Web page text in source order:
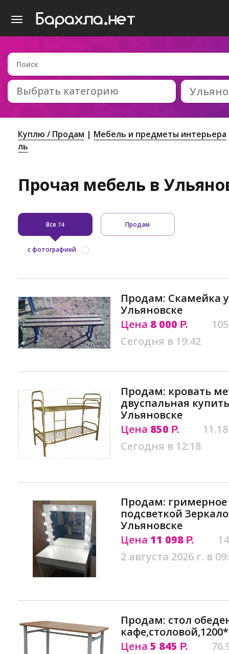
Выбрать категорию
Куплю / Продам
Мебель и предметы интерьера
ль
Прочая мебель в
Все 74 Продам
с фотографией
Продам: Cкамейка
Ульяновске
Цена 8 000 Р.
Сегодня в 19:42
Продам: кровать
двуспальная
Ульяновске
Цена 850 Р.
Сегодня в 12:18
Продам: гримерное
подсветкой
Ульяновске
Цена 11 098 Р.
2 августа 2026 г. в
Продам: стол
Цена 5 845 Р.